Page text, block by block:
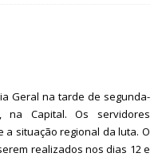
Geral na tarde de segunda-
na Capital. Os servidores
situação regional da luta. O
realizados nos dias 12 e